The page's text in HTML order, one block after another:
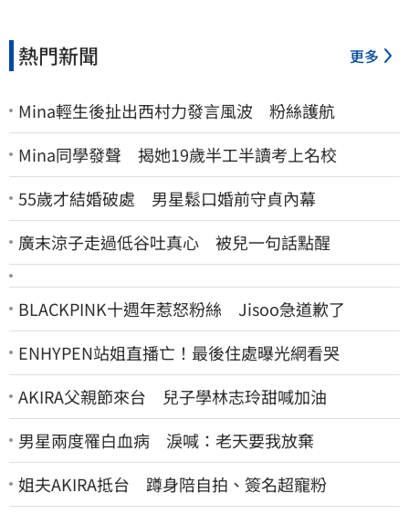
熱門新聞 更多
Mina輕生後扯出西村力發言風波 粉絲護航
Mina同學發聲 揭她19歲半工半讀考上名校
55歲才結婚破處 男星鬆口婚前守貞內幕
廣末涼子走過低谷吐真心 被兒一句話點醒
BLACKPINK十週年惹怒粉絲 Jisoo急道歉了
ENHYPEN站姐直播亡！最後住處曝光網看哭
AKIRA父親節來台 兒子學林志玲甜喊加油
男星兩度罹白血病 淚喊：老天要我放棄
姐夫AKIRA抵台 蹲身陪自拍、簽名超寵粉